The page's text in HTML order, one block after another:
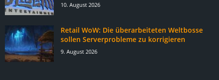
10. August 2026
Retail WoW: Die überarbeiteten Weltbosse
sollen Serverprobleme zu korrigieren
9. August 2026